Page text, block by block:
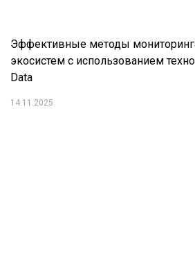
Эффективные методы
экосистем с использованием
Data
14.11.2025